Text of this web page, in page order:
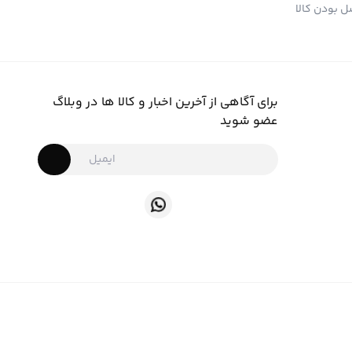
بودن کالا
برای آگاهی از آخرین اخبار و کالا ها در وبلاگ
عضو شوید